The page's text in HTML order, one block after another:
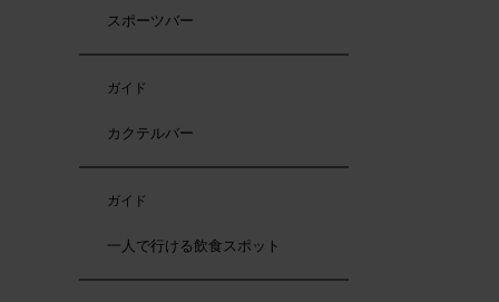
スポーツバー
ガイド
カクテルバー
ガイド
一人で行ける飲食スポット